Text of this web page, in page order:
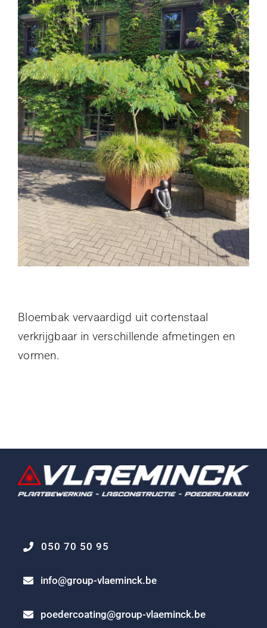
FAQ
Vacatures
Contact
Image
Bloembak vervaardigd uit cortenstaal
verkrijgbaar in verschillende afmetingen en
vormen.
050 70 50 95
info@group-vlaeminck.be
poedercoating@group-vlaeminck.be